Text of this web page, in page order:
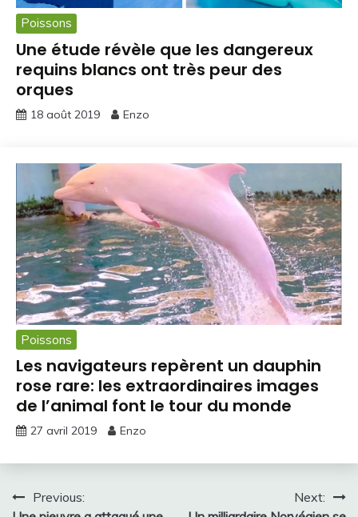
Poissons
Une étude révèle que les dangereux
requins blancs ont très peur des
orques
18 août 2019 Enzo
Poissons
Les navigateurs repèrent un dauphin
rose rare: les extraordinaires images
de l’animal font le tour du monde
27 avril 2019 Enzo
Navigation
Previous:
Next: